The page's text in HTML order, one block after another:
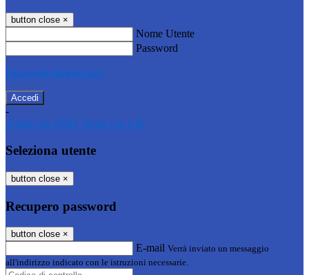
button close ×
Nome Utente
Password
Password dimenticata?
-
Entra con SPID Entra con CIE
Seleziona utente
button close ×
Recupero password
button close ×
E-mail Verrà inviato un messaggio
all'indirizzo indicato con le istruzioni necessarie.